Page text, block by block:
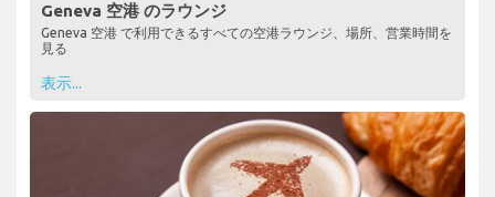
Geneva 空港 のラウンジ
Geneva 空港 で利用できるすべての空港ラウンジ、場所、営業時間を
見る
表示...